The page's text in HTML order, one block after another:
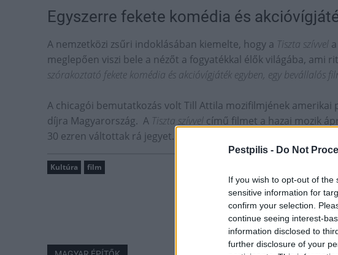
Pestpilis - Do Not
If you wish to opt-out of
sensitive information for
confirm your selection.
continue seeing interest-
information disclosed to
further disclosure of your
Egyszerre fekete komédia és
A nemzetközi zsűri indoklásában kiemelte, hogy a Tiszta szívvel
meglepően viszi bele a nézőt a fogyatékkal élők világába, ami
szórakoztató fekete komédia és akcióvígjáték egyben, egy bevállalós
A chicagói bemutatkozás volt Till Attila mozifilmjének amerikai
díjra Magyarország. A Tiszta szívvel című filmet a hazai mozik
30 ezren váltottak rá jegyet.
Kultúra film